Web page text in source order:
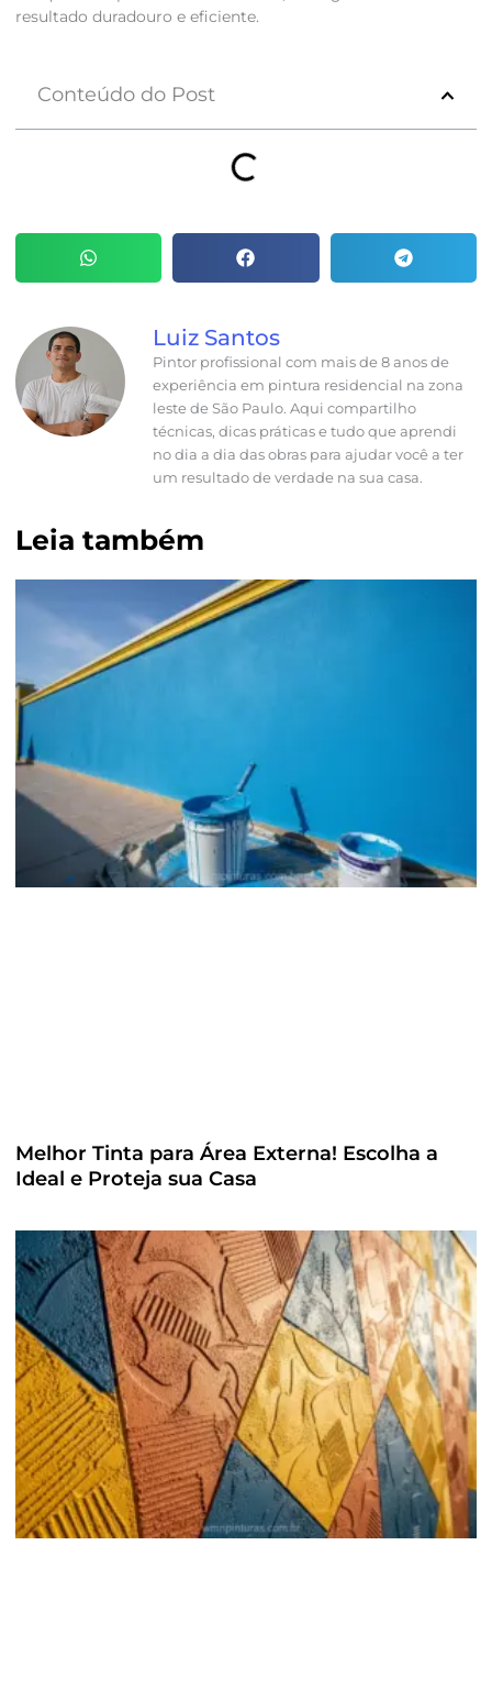
resultado duradouro e eficiente.
Conteúdo do Post
Luiz Santos
Pintor profissional com mais de 8 anos de
experiência em pintura residencial na zona
leste de São Paulo. Aqui compartilho
técnicas, dicas práticas e tudo que aprendi
no dia a dia das obras para ajudar você a ter
um resultado de verdade na sua casa.
Leia também
Melhor Tinta para Área Externa! Escolha a
Ideal e Proteja sua Casa